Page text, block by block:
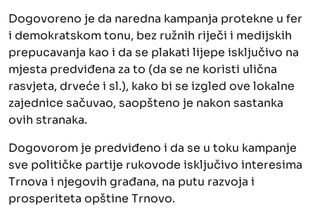
Dogovoreno je da naredna kampanja protekne u fer
i demokratskom tonu, bez ružnih riječi i medijskih
prepucavanja kao i da se plakati lijepe isključivo na
mjesta predviđena za to (da se ne koristi ulična
rasvjeta, drveće i sl.), kako bi se izgled ove lokalne
zajednice sačuvao, saopšteno je nakon sastanka
ovih stranaka.
Dogovorom je predviđeno i da se u toku kampanje
sve političke partije rukovode isključivo interesima
Trnova i njegovih građana, na putu razvoja i
prosperiteta opštine Trnovo.